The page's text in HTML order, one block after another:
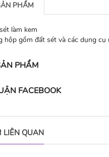
PHẨM
làm kem
hộp gồm đất sét và các dụng cụ
PHẨM
FACEBOOK
LIÊN QUAN